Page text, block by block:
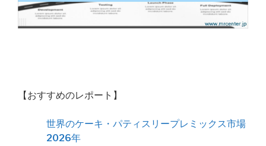
【おすすめのレポート】
世界のケーキ・パティスリープレミックス市場
2026年